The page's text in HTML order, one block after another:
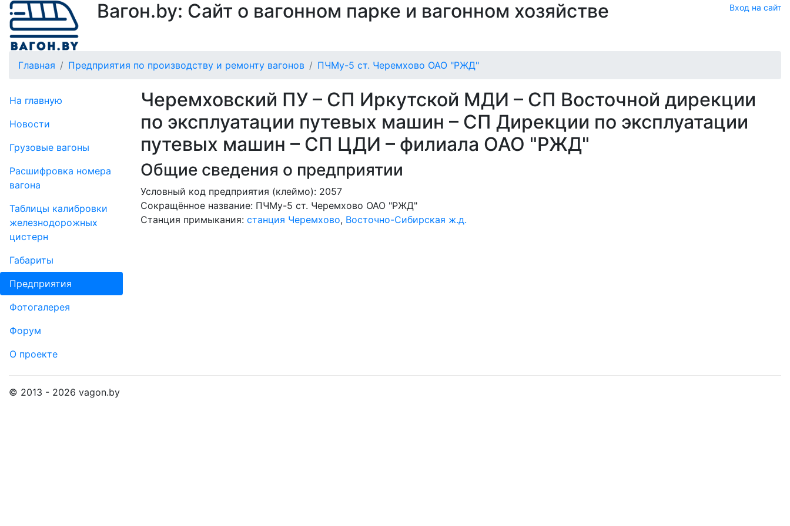
Вагон.by: Сайт о вагонном парке и вагонном хозяйстве Вход на сайт
Главная Предприятия по производству и ремонту вагонов ПЧМу-5 ст. Черемхово ОАО "РЖД"
На главную
Новости
Грузовые вагоны
Рас­шифров­ка номера
вагона
Таблицы калибровки
же­лезно­дорожных
цистерн
Габариты
Пред­прия­тия
Фо­то­га­ле­рея
Форум
О проекте
Черемховский ПУ – СП Иркутской МДИ – СП Восточной дирекции
по эксплуатации путевых машин – СП Дирекции по эксплуатации
путевых машин – СП ЦДИ – филиала ОАО "РЖД"
Общие сведения о предприятии
Условный код предприятия (клеймо): 2057
Сокращённое название: ПЧМу-5 ст. Черемхово ОАО "РЖД"
Станция примыкания: станция Черемхово, Восточно-Сибирская ж.д.
© 2013 - 2026 vagon.by